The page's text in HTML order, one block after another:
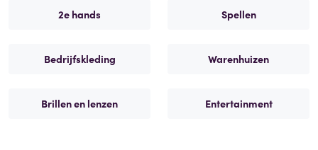
2e hands Spellen
Bedrijfskleding Warenhuizen
Brillen en lenzen Entertainment